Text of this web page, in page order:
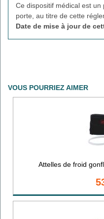
Ce dispositif médical est
porte, au titre de cette
Date de mise à jour de
VOUS POURRIEZ AIMER
Attelles de froid